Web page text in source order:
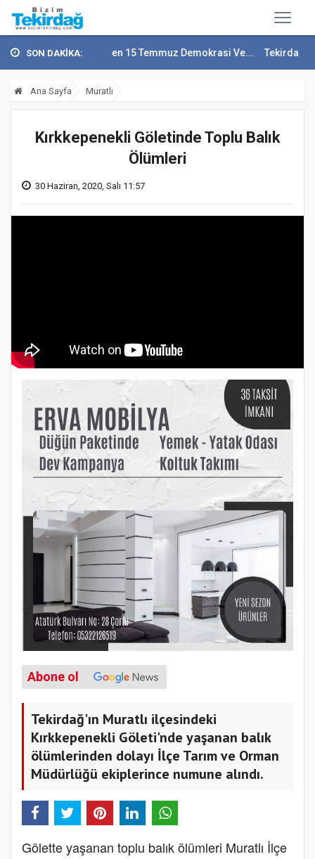
SON DAKİKA:
Soytürk'ten 15 Temmuz Demokrasi Ve... Tekirdağ En Çok
Ana Sayfa Muratlı
Kırkkepenekli Göletinde Toplu Balık
Ölümleri
30 Haziran, 2020, Salı 11:57
Abone ol
Tekirdağ'ın Muratlı ilçesindeki
Kırkkepenekli Göleti'nde yaşanan balık
ölümlerinden dolayı İlçe Tarım ve Orman
Müdürlüğü ekiplerince numune alındı.
Gölette yaşanan toplu balık ölümleri Muratlı İlçe